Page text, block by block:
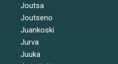
Joutsa
Joutseno
Juankoski
Jurva
Juuka